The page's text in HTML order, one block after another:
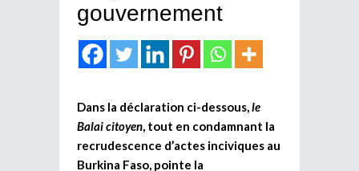
gouvernement
Dans la déclaration ci-dessous,le
Balai citoyen, tout en condamnant la
recrudescence d’actes inciviques au
Burkina Faso, pointe la